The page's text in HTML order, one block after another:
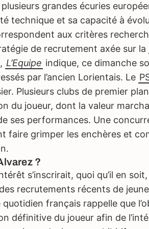
grandes écuries
technique et sa capacité à
aux critères
de recrutement axée sur la
L’Equipe indique, ce dimanche
par l’ancien Lorientais. Le
Plusieurs clubs de premier
du joueur, dont la valeur
ses performances. Une
faire grimper les enchères et
?
s’inscrirait, quoi qu’il en
recrutements récents de
quotidien français rappelle que
définitive du joueur afin de